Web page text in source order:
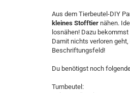
Aus dem Tierbeutel-DIY
kleines Stofftier nähen.
losnähen! Dazu
Damit nichts verloren
Beschriftungsfeld!
Du benötigst noch
Turnbeutel: